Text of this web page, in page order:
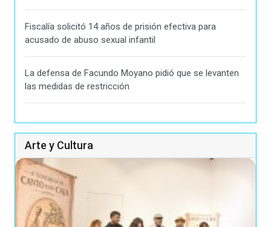
Fiscalía solicitó 14 años de prisión efectiva para
acusado de abuso sexual infantil
La defensa de Facundo Moyano pidió que se levanten
las medidas de restricción
Arte y Cultura